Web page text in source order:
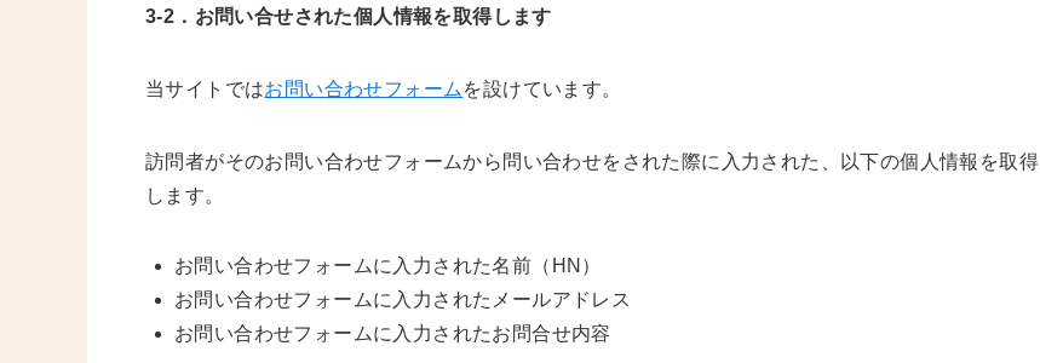
3-2．お問い合せされた個人情報を取得します
当サイトではお問い合わせフォーム を設けています。
訪問者がそのお問い合わせフォームから問い合わせをされた際に入力された、以下の個人情報を取得
します。
お問い合わせフォームに入力された名前（HN）
お問い合わせフォームに入力されたメールアドレス
お問い合わせフォームに入力されたお問合せ内容